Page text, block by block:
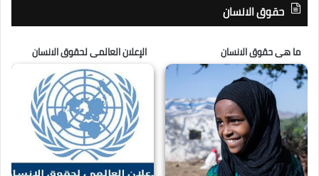
حقوق الانسان
ما هى حقوق الانسان الإعلان العالمى لحقوق الانسان